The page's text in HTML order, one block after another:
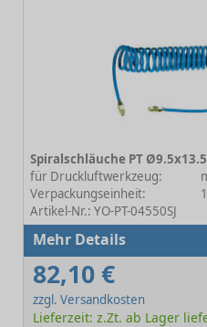
für Druckluftwerkzeug:
Verpackungseinheit:
Artikel-Nr.: YO-PT-04550SJ
Mehr Details
82,10 €
zzgl. Versandkosten
Lieferzeit: z.Zt. ab Lager